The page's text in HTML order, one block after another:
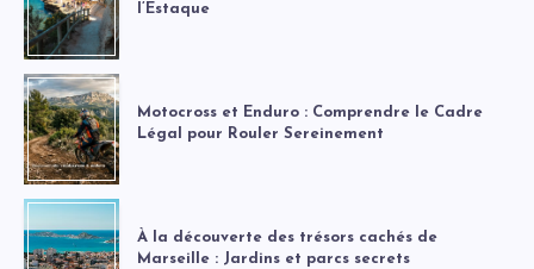
l’Estaque
Motocross et Enduro : Comprendre le Cadre
Légal pour Rouler Sereinement
À la découverte des trésors cachés de
Marseille : Jardins et parcs secrets